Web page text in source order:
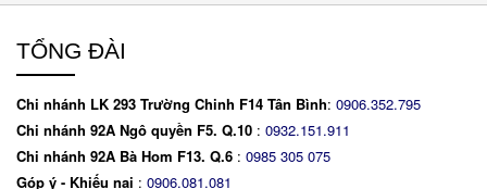
TỔNG ĐÀI
Chi nhánh LK 293 Trường Chinh F14 Tân Bình :0906.352.795
Chi nhánh 92A Ngô quyền F5. Q.10:0932.151.911
Chi nhánh 92A Bà Hom F13. Q.6